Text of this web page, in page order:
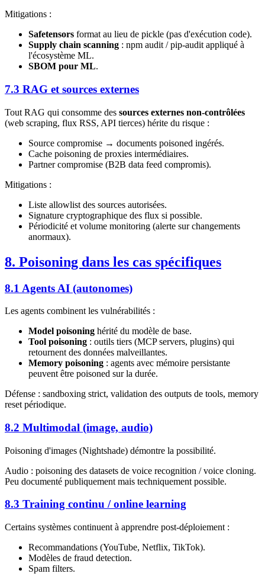
Mitigations :
Safetensors format au lieu de pickle (pas d'exécution code).
Supply chain scanning : npm audit / pip-audit appliqué à
l'écosystème ML.
SBOM pour ML.
7.3 RAG et sources externes
Tout RAG qui consomme des sources externes non-contrôlées
(web scraping, flux RSS, API tierces) hérite du risque :
Source compromise → documents poisoned ingérés.
Cache poisoning de proxies intermédiaires.
Partner compromise (B2B data feed compromis).
Mitigations :
Liste allowlist des sources autorisées.
Signature cryptographique des flux si possible.
Périodicité et volume monitoring (alerte sur changements
anormaux).
8. Poisoning dans les cas spécifiques
8.1 Agents AI (autonomes)
Les agents combinent les vulnérabilités :
Model poisoning hérité du modèle de base.
Tool poisoning : outils tiers (MCP servers, plugins) qui
retournent des données malveillantes.
Memory poisoning : agents avec mémoire persistante
peuvent être poisoned sur la durée.
Défense : sandboxing strict, validation des outputs de tools, memory
reset périodique.
8.2 Multimodal (image, audio)
Poisoning d'images (Nightshade) démontre la possibilité.
Audio : poisoning des datasets de voice recognition / voice cloning.
Peu documenté publiquement mais techniquement possible.
8.3 Training continu / online learning
Certains systèmes continuent à apprendre post-déploiement :
Recommandations (YouTube, Netflix, TikTok).
Modèles de fraud detection.
Spam filters.